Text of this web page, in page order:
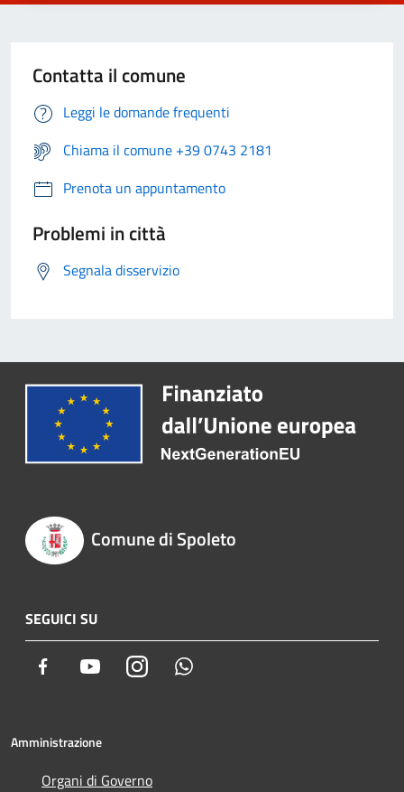
Contatta il comune
Leggi le domande frequenti
Chiama il comune +39 0743 2181
Prenota un appuntamento
Problemi in città
Segnala disservizio
Comune di Spoleto
SEGUICI SU
Facebook YoutubeInstagram
Amministrazione
Organi di Governo